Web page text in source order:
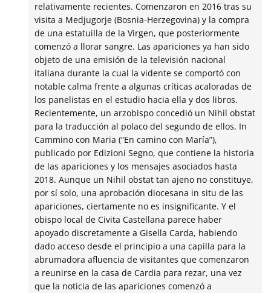
relativamente recientes. Comenzaron en 2016 tras su
visita a Medjugorje (Bosnia-Herzegovina) y la compra
de una estatuilla de la Virgen, que posteriormente
comenzó a llorar sangre. Las apariciones ya han sido
objeto de una emisión de la televisión nacional
italiana durante la cual la vidente se comportó con
notable calma frente a algunas críticas acaloradas de
los panelistas en el estudio hacia ella y dos libros.
Recientemente, un arzobispo concedió un Nihil obstat
para la traducción al polaco del segundo de ellos, In
Cammino con Maria (“En camino con María”),
publicado por Edizioni Segno, que contiene la historia
de las apariciones y los mensajes asociados hasta
2018. Aunque un Nihil obstat tan ajeno no constituye,
por sí solo, una aprobación diocesana in situ de las
apariciones, ciertamente no es insignificante. Y el
obispo local de Civita Castellana parece haber
apoyado discretamente a Gisella Carda, habiendo
dado acceso desde el principio a una capilla para la
abrumadora afluencia de visitantes que comenzaron
a reunirse en la casa de Cardia para rezar, una vez
que la noticia de las apariciones comenzó a